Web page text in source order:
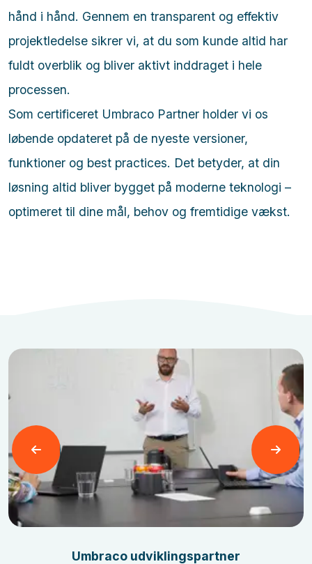
hånd i hånd. Gennem en transparent og effektiv
projektledelse sikrer vi, at du som kunde altid har
fuldt overblik og bliver aktivt inddraget i hele
processen.
Som certificeret Umbraco Partner holder vi os
løbende opdateret på de nyeste versioner,
funktioner og best practices. Det betyder, at din
løsning altid bliver bygget på moderne teknologi –
optimeret til dine mål, behov og fremtidige vækst.
Læs mere
Umbraco udviklingspartner